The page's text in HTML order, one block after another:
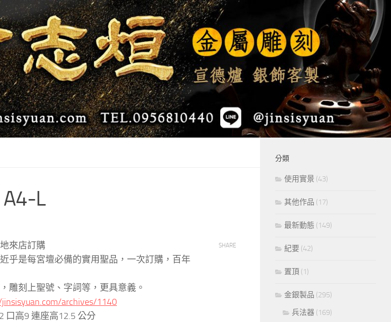
L
來店訂購
乎是每宮壇必備的實用聖品，一次訂購，百年
雕刻上聖號、字詞等，更具意義。
archives/1140
口高9 連座高12.5 公分
SHARE
分類
使用實景 (43)
其他作品 (17)
最新動態 (149)
紀要 (42)
置頂 (1)
金銀製品 (295)
兵法器 (169)